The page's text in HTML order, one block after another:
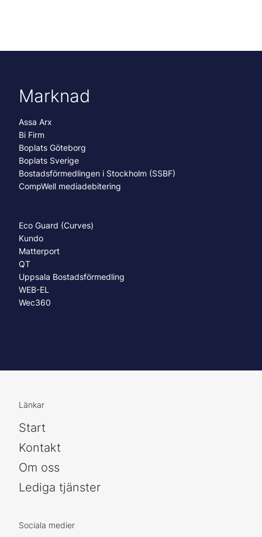
Marknad
Assa Arx
Bi Firm
Boplats Göteborg
Boplats Sverige
Bostadsförmedlingen i Stockholm (SSBF)
CompWell mediadebitering
Eco Guard (Curves)
Kundo
Matterport
QT
Uppsala Bostadsförmedling
WEB-EL
Wec360
Länkar
Start
Kontakt
Om oss
Lediga tjänster
Sociala medier